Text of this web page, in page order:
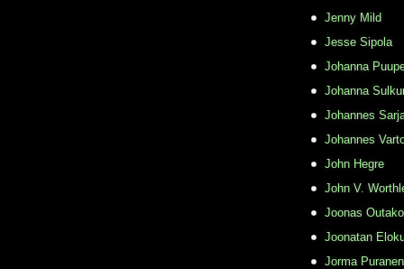
Jenny Mild
Jesse Sipola
Johanna
Johanna
Johannes
Johannes
John Hegre
John V.
Joonas
Joonatan
Jorma Puranen